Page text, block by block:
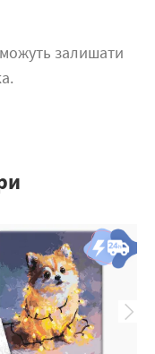
можуть залишати